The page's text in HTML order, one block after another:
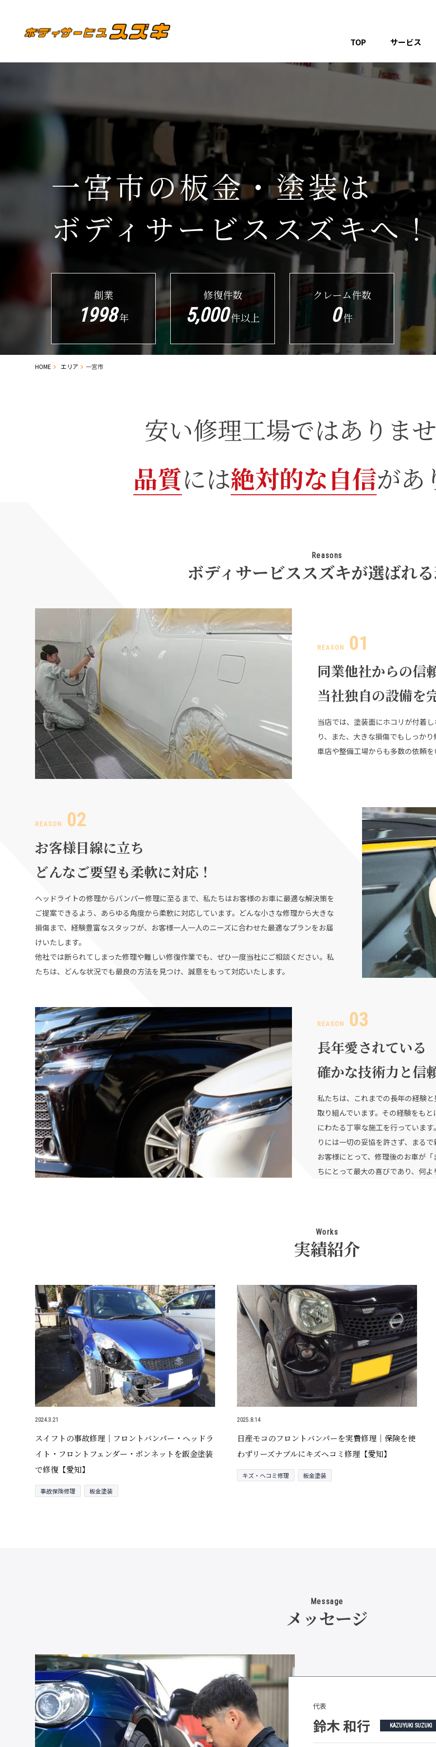
TOP サービス
一宮市の板金・塗装は
ボディサービススズキへ！
創業
1998年
修復件数
5,000 件以上
クレーム件数
0 件
HOME エリア 一宮市
安い修理工場ではありま
品質には絶対的な自信があ
Reasons
ボディサービススズキが選ばれ
同業他社からの信
当社独自の設備を
当店では、塗装面にホコリが付着
り、また、大きな損傷でもしっか
車店や整備工場からも多数の依頼
お客様目線に立ち
どんなご要望も柔軟に対応！
ヘッドライトの修理からバンパー修理に至るまで、私たちはお客様のお車に最適な解決策を
ご提案できるよう、あらゆる角度から柔軟に対応しています。どんな小さな修理から大きな
損傷まで、経験豊富なスタッフが、お客様一人一人のニーズに合わせた最適なプランをお届
けいたします。
他社では断られてしまった修理や難しい修復作業でも、ぜひ一度当社にご相談ください。私
たちは、どんな状況でも最良の方法を見つけ、誠意をもって対応いたします。
長年愛されている
確かな技術力と信
私たちは、これまでの長年の経験
取り組んでいます。その経験をも
にわたる丁寧な施工を行っていま
りには一切の妥協を許さず、まる
お客様にとって、修理後のお車が
ちにとって最大の喜びであり、何
Works
実績紹介
2024.3.21
スイフトの事故修理｜フロントバンパー・ヘッドラ
イト・フロントフェンダー・ボンネットを鈑金塗装
で修復【愛知】
事故保険修理 板金塗装
2025.8.14
日産モコのフロントバンパーを実費修理｜保険を使
わずリーズナブルにキズヘコミ修理【愛知】
キズ・ヘコミ修理 板金塗装
Message
メッセージ
代表
鈴木 和行 KAZUYUKI SUZUKI